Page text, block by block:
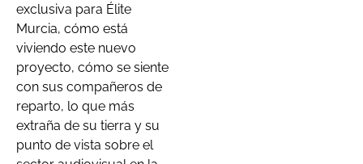
exclusiva para Élite
Murcia, cómo está
viviendo este nuevo
proyecto, cómo se siente
con sus compañeros de
reparto, lo que más
extraña de su tierra y su
punto de vista sobre el